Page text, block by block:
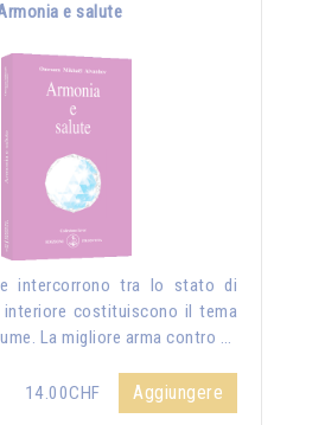
e salute
intercorrono tra lo stato di
costituiscono il tema
La migliore arma contro …
14.00CHF Aggiungere